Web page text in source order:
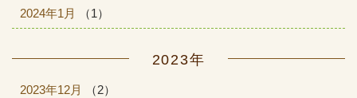
2024年1月 （1）
2023年
2023年12月 （2）